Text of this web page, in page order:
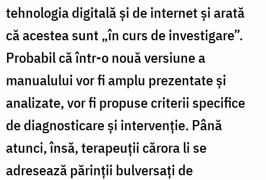
tehnologia digitală și de internet și arată
că acestea sunt „în curs de investigare”.
Probabil că într-o nouă versiune a
manualului vor fi amplu prezentate și
analizate, vor fi propuse criterii specifice
de diagnosticare și intervenție. Până
atunci, însă, terapeuții cărora li se
adresează părinții bulversați de